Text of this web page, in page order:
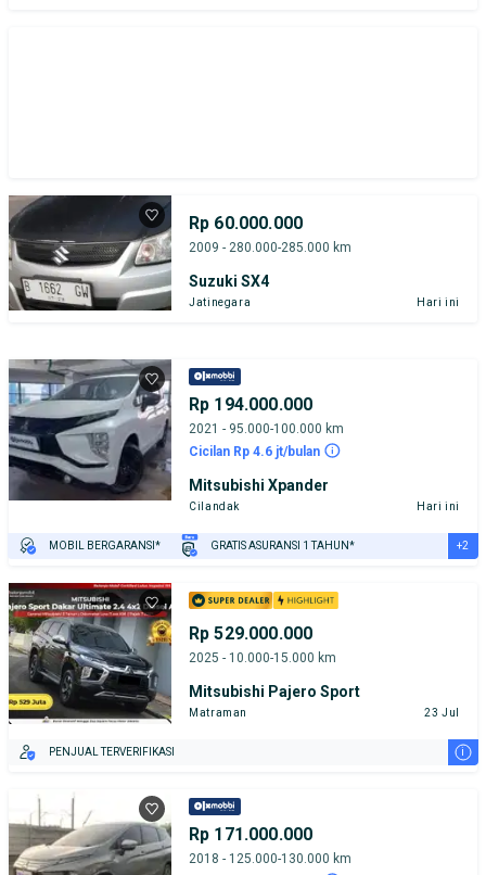
Rp 60.000.000
2009 - 280.000-285.000 km
Suzuki SX4
Jatinegara Hari ini
Rp 194.000.000
2021 - 95.000-100.000 km
Cicilan Rp 4.6 jt/bulan
Mitsubishi Xpander
Cilandak Hari ini
MOBIL BERGARANSI* GRATIS ASURANSI 1 TAHUN* +2
Rp 529.000.000
2025 - 10.000-15.000 km
Mitsubishi Pajero Sport
Matraman 23 Jul
PENJUAL TERVERIFIKASI i
Rp 171.000.000
2018 - 125.000-130.000 km